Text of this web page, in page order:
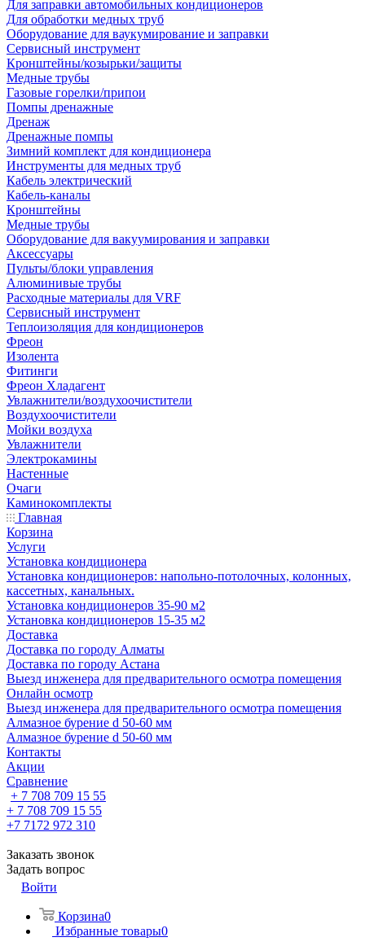
Для заправки автомобильных кондиционеров
Для обработки медных труб
Оборудование для ваукумирование и заправки
Сервисный инструмент
Кронштейны/козырьки/защиты
Медные трубы
Газовые горелки/припои
Помпы дренажные
Дренаж
Дренажные помпы
Зимний комплект для кондиционера
Инструменты для медных труб
Кабель электрический
Кабель-каналы
Кронштейны
Медные трубы
Оборудование для вакуумирования и заправки
Аксессуары
Пульты/блоки управления
Алюминивые трубы
Расходные материалы для VRF
Сервисный инструмент
Теплоизоляция для кондиционеров
Фреон
Изолента
Фитинги
Фреон Хладагент
Увлажнители/воздухоочистители
Воздухоочистители
Мойки воздуха
Увлажнители
Электрокамины
Настенные
Очаги
Каминокомплекты
Главная
Корзина
Услуги
Установка кондиционера
Установка кондиционеров: напольно-потолочных, колонных,
кассетных, канальных.
Установка кондиционеров 35-90 м2
Установка кондиционеров 15-35 м2
Доставка
Доставка по городу Алматы
Доставка по городу Астана
Выезд инженера для предварительного осмотра помещения
Онлайн осмотр
Выезд инженера для предварительного осмотра помещения
Алмазное бурение d 50-60 мм
Алмазное бурение d 50-60 мм
Контакты
Акции
Сравнение
+ 7 708 709 15 55
+ 7 708 709 15 55
+7 7172 972 310
Заказать звонок
Задать вопрос
Войти
Корзина0
Избранные товары0